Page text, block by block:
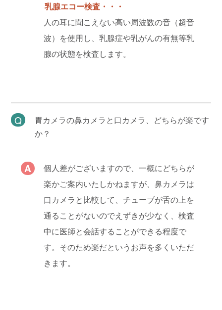
乳腺エコー検査・・・
人の耳に聞こえない高い周波数の音（超音
波）を使用し、乳腺症や乳がんの有無等乳
腺の状態を検査します。
胃カメラの鼻カメラと口カメラ、どちらが楽です
か？
個人差がございますので、一概にどちらが
楽かご案内いたしかねますが、鼻カメラは
口カメラと比較して、チューブが舌の上を
通ることがないのでえずきが少なく、検査
中に医師と会話することができる程度で
す。そのため楽だというお声を多くいただ
きます。